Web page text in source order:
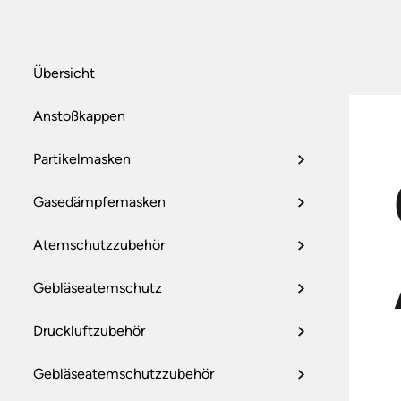
ALLGEMEINE
Übersicht
Anstoßkappen
Partikelmasken
Gasedämpfemasken
Atemschutzzubehör
Gebläseatemschutz
Druckluftzubehör
Gebläseatemschutzzubehör